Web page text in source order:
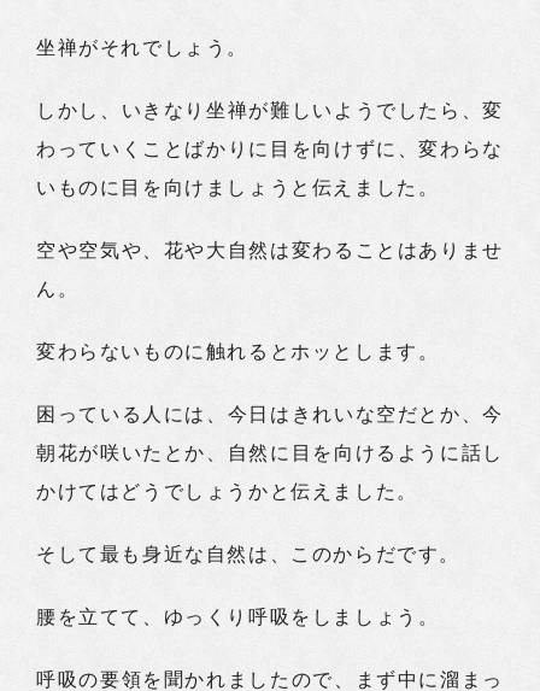
坐禅がそれでしょう。
しかし、いきなり坐禅が難しいようでしたら、変
わっていくことばかりに目を向けずに、変わらな
いものに目を向けましょうと伝えました。
空や空気や、花や大自然は変わることはありませ
ん。
変わらないものに触れるとホッとします。
困っている人には、今日はきれいな空だとか、今
朝花が咲いたとか、自然に目を向けるように話し
かけてはどうでしょうかと伝えました。
そして最も身近な自然は、このからだです。
腰を立てて、ゆっくり呼吸をしましょう。
呼吸の要領を聞かれましたので、まず中に溜まっ